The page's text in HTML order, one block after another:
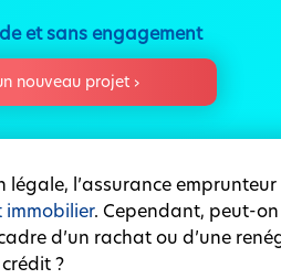
et sans engagement
nouveau projet ›
légale, l’assurance
immobilier. Cependant, peut-
d’un rachat ou d’une
crédit ?